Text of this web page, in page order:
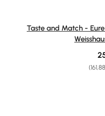
Taste and Match -